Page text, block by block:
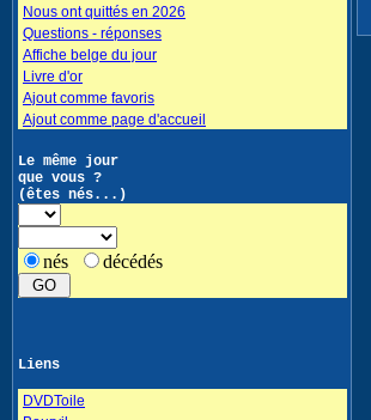
Nous ont quittés en 2026
Questions - réponses
Affiche belge du jour
Livre d'or
Ajout comme favoris
Ajout comme page d'accueil
Le même jour
que vous ?
(êtes nés...)
nés décédés
Liens
DVDToile